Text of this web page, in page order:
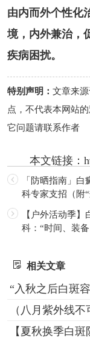
由内而外个性化
境，内外兼治，
疾病困扰。
特别声明： 文章来
点，不代表本网站
它问题请联系作者
本文链接：
「防晒指南」
科专家支招（附“
【户外活动季
科：“时间、装
相关文章
“入秋之后白斑
（八月紫外线
【夏秋换季白